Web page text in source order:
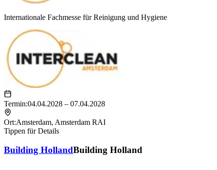
Internationale Fachmesse für Reinigung und Hygiene
Termin:04.04.2028 – 07.04.2028
Ort:Amsterdam, Amsterdam RAI
Tippen für Details
Building HollandBuilding Holland